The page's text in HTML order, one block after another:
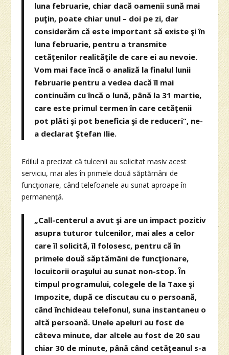
luna februarie, chiar dacă oamenii sună mai
puţin, poate chiar unul – doi pe zi, dar
considerăm că este important să existe şi în
luna februarie, pentru a transmite
cetăţenilor realităţile de care ei au nevoie.
Vom mai face încă o analiză la finalul lunii
februarie pentru a vedea dacă îl mai
continuăm cu încă o lună, până la 31 martie,
care este primul termen în care cetăţenii
pot plăti şi pot beneficia şi de reduceri”, ne-
a declarat Ştefan Ilie.
Edilul a precizat că tulcenii au solicitat masiv acest
serviciu, mai ales în primele două săptămâni de
funcţionare, când telefoanele au sunat aproape în
permanenţă.
„Call-centerul a avut şi are un impact pozitiv
asupra tuturor tulcenilor, mai ales a celor
care îl solicită, îl folosesc, pentru că în
primele două săptămâni de funcţionare,
locuitorii oraşului au sunat non-stop. În
timpul programului, colegele de la Taxe şi
Impozite, după ce discutau cu o persoană,
când închideau telefonul, suna instantaneu o
altă persoană. Unele apeluri au fost de
câteva minute, dar altele au fost de 20 sau
chiar 30 de minute, până când cetăţeanul s-a